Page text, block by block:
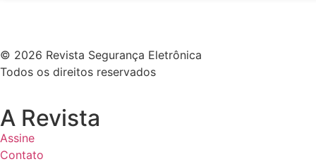
© 2026 Revista Segurança Eletrônica
Todos os direitos reservados
A Revista
Assine
Contato